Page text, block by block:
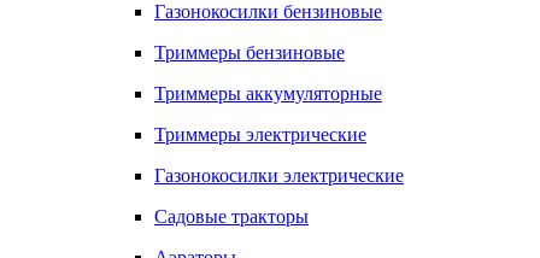
Газонокосилки бензиновые
Триммеры бензиновые
Триммеры аккумуляторные
Триммеры электрические
Газонокосилки электрические
Садовые тракторы